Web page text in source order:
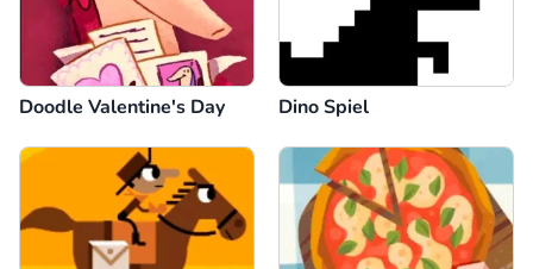
Doodle Valentine's Day Dino Spiel